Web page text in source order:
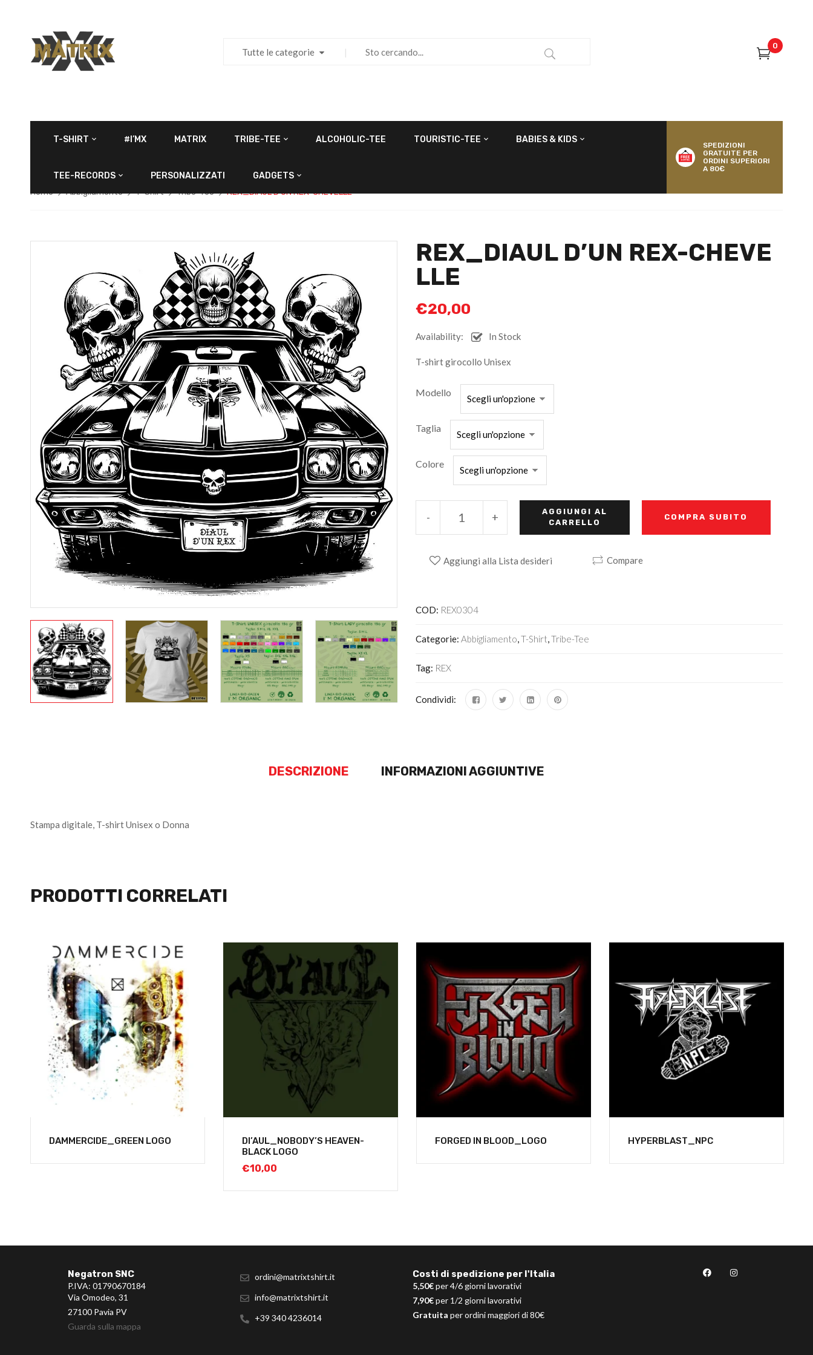
Tutte le categorie
0
T-SHIRT #I’MX MATRIX TRIBE-TEE ALCOHOLIC-TEE TOURISTIC-TEE BABIES & KIDS
TEE-RECORDS PERSONALIZZATI GADGETS
SPEDIZIONI
GRATUITE PER
ORDINI SUPERIORI
A 80€
Home Abbigliamento T-Shirt Tribe-Tee REX_DIAUL D’UN REX-CHEVELLE
REX_DIAUL D’UN REX-CHEVE
LLE
€20,00
Availability: In Stock
T-shirt girocollo Unisex
Modello
Taglia
Colore
+
-
AGGIUNGI AL
CARRELLO
COMPRA SUBITO
Aggiungi alla Lista desideri Compare
COD: REX0304
Categorie: Abbigliamento,T-Shirt,Tribe-Tee
Tag: REX
Condividi:
DESCRIZIONE INFORMAZIONI AGGIUNTIVE
Stampa digitale, T-shirt Unisex o Donna
PRODOTTI CORRELATI
DAMMERCIDE_GREEN LOGO
DI’AUL_NOBODY’S HEAVEN-
BLACK LOGO
€10,00
FORGED IN BLOOD_LOGO HYPERBLAST_NPC
Negatron SNC
P.IVA: 01790670184
Via Omodeo, 31
27100 Pavia PV
Guarda sulla mappa
ordini@matrixtshirt.it
info@matrixtshirt.it
+39 340 4236014
Costi di spedizione per l'Italia
5,50€per 4/6 giorni lavorativi
7,90€per 1/2 giorni lavorativi
Gratuita per ordini maggiori di 80€